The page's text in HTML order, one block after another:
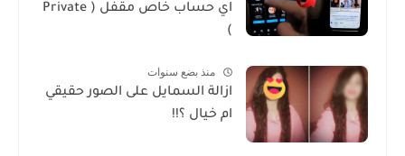
اي حساب خاص مقفل ( Private
)
منذ بضع سنوات
ازالة السمايل على الصور حقيقي
ام خيال ؟!!